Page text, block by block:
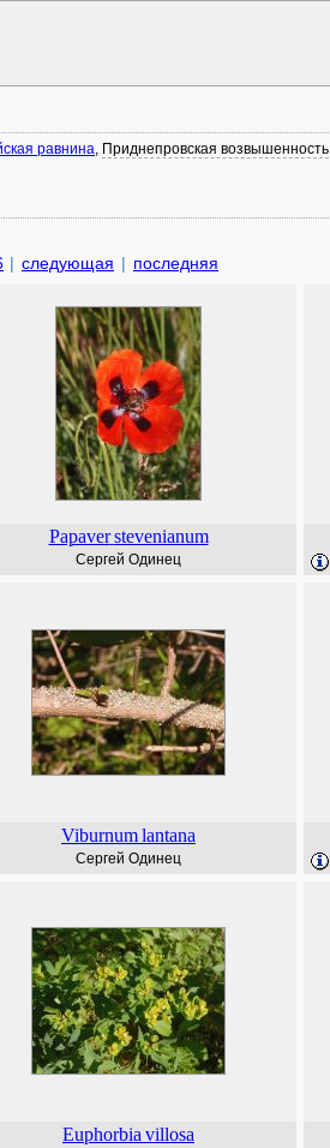
равнина, Приднепровская возвышенность
| следующая | последняя
Papaver stevenianum
Сергей Одинец
Viburnumlantana
Сергей Одинец
Euphorbia villosa